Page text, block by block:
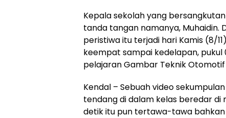
Kepala sekolah yang
tanda tangan namanya, Muhaidin.
peristiwa itu terjadi hari Kamis (8/
keempat sampai kedelapan, pukul
pelajaran Gambar Teknik
Kendal – Sebuah video
tendang di dalam kelas beredar di
detik itu pun tertawa-tawa